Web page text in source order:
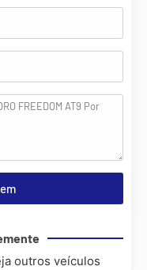
outros veículos